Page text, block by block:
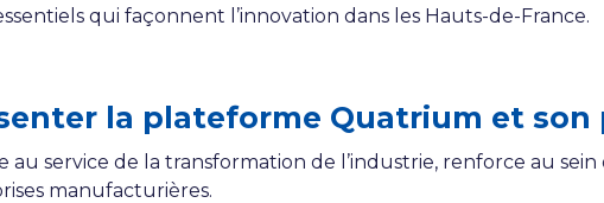
qui façonnent l’innovation dans les Hauts-de-France.
la plateforme Quatrium et son
service de la transformation de l’industrie, renforce au sein
manufacturières.